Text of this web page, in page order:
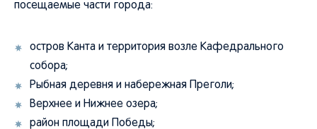
посещаемые части города:
остров Канта и территория возле Кафедрального
собора;
Рыбная деревня и набережная Преголи;
Верхнее и Нижнее озера;
район площади Победы;